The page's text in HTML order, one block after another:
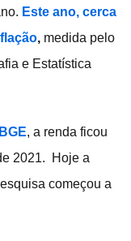
Este ano, cerca
, medida pelo
e Estatística
, a renda ficou
2021.  Hoje a
começou a